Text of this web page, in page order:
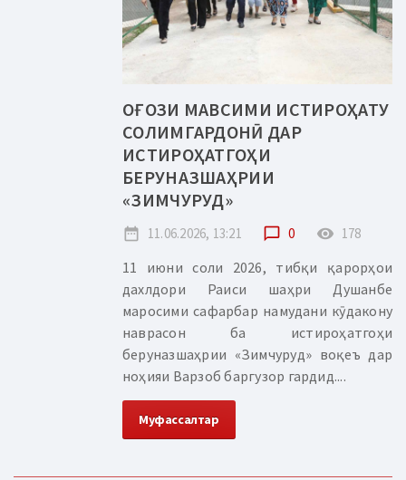
ОҒОЗИ МАВСИМИ ИСТИРОҲАТУ
СОЛИМГАРДОНӢ ДАР
ИСТИРОҲАТГОҲИ
БЕРУНАЗШАҲРИИ
«ЗИМЧУРУД»
date_range 11.06.2026, 13:21 chat_bubble_outline 0 remove_red_eye 178
11 июни соли 2026, тибқи қарорҳои
дахлдори Раиси шаҳри Душанбе
маросими сафарбар намудани кӯдакону
наврасон ба истироҳатгоҳи
беруназшаҳрии «Зимчуруд» воқеъ дар
ноҳияи Варзоб баргузор гардид....
Муфассалтар